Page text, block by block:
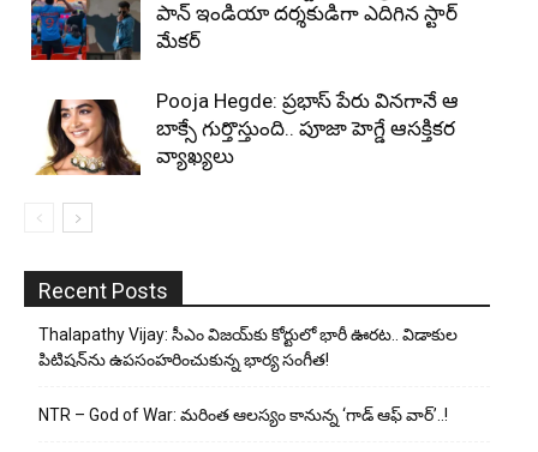
పాన్ ఇండియా దర్శకుడిగా ఎదిగిన స్టార్
మేకర్
Pooja Hegde: ప్రభాస్ పేరు వినగానే ఆ
బాక్సే గుర్తొస్తుంది.. పూజా హెగ్డే ఆసక్తికర
వ్యాఖ్యలు
Recent Posts
Thalapathy Vijay: సీఎం విజయ్‌కు కోర్టులో భారీ ఊరట.. విడాకుల
పిటిషన్‌ను ఉపసంహరించుకున్న భార్య సంగీత!
NTR – God of War: మరింత ఆలస్యం కానున్న ‘గాడ్ ఆఫ్ వార్’..!